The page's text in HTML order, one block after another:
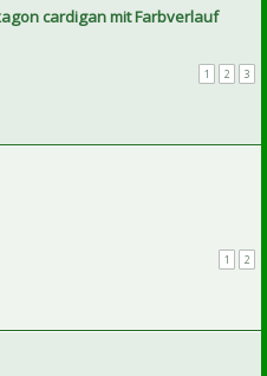
cardigan mit Farbverlauf
1 2 3
1 2